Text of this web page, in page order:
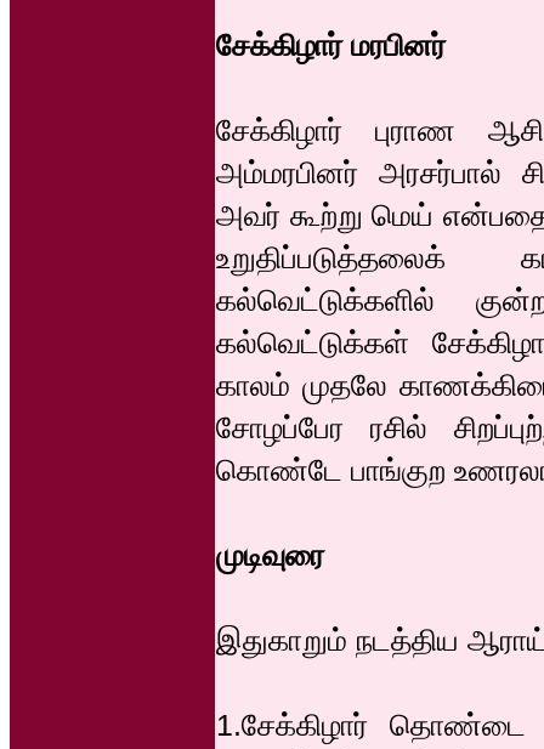
சேக்கிழார் மரபினர்
சேக்கிழார் புராண
அம்மரபினர் அரசர்பால்
அவர் கூற்று மெய் என்பதை
உறுதிப்படுத்தலைக்
கல்வெட்டுக்களில்
கல்வெட்டுக்கள்
காலம் முதலே
சோழப்பேர ரசில்
கொண்டே பாங்குற
முடிவுரை
இதுகாறும் நடத்திய
1.சேக்கிழார் தொண்டை